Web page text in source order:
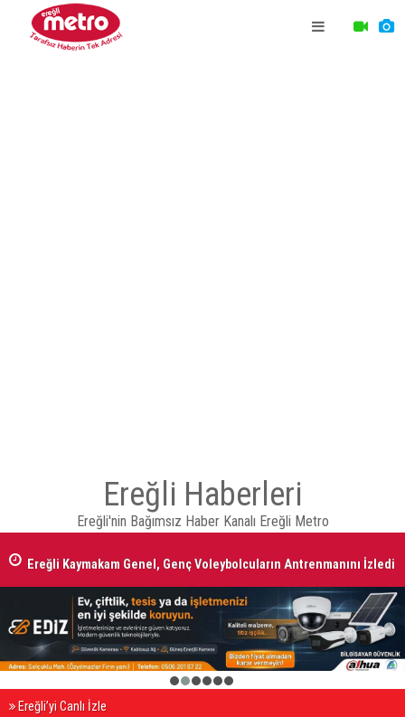
Ereğli Haberleri
Ereğli'nin Bağımsız Haber Kanalı Ereğli Metro
Ereğli Kaymakam Genel, Genç Voleybolcuların Antrenmanını İzledi
2 3 4 5 6
Ereğli’yi Canlı İzle